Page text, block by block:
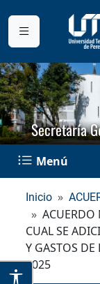
Secretaría
Menú
Inicio
CUAL SE
Y GASTOS
2025